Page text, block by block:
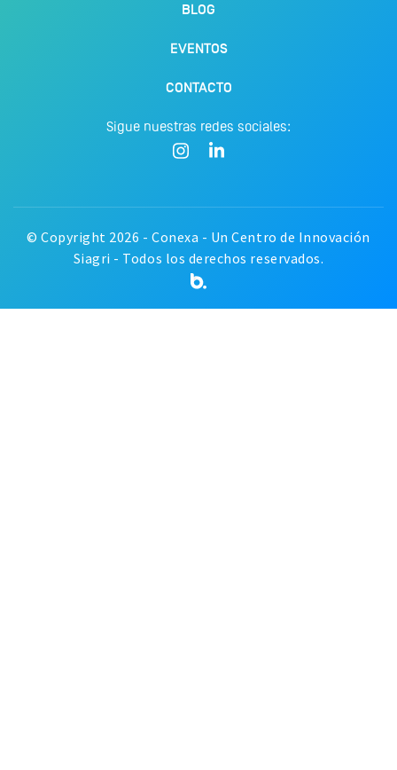
BLOG
EVENTOS
CONTACTO
Sigue nuestras redes sociales:
© Copyright 2026 - Conexa - Un Centro de Innovación
Siagri - Todos los derechos reservados.